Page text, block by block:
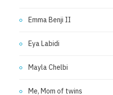
Emma Benji II
Eya Labidi
Mayla Chelbi
Me, Mom of twins